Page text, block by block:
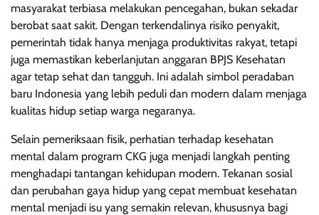
masyarakat terbiasa melakukan pencegahan, bukan sekadar
berobat saat sakit. Dengan terkendalinya risiko penyakit,
pemerintah tidak hanya menjaga produktivitas rakyat, tetapi
juga memastikan keberlanjutan anggaran BPJS Kesehatan
agar tetap sehat dan tangguh. Ini adalah simbol peradaban
baru Indonesia yang lebih peduli dan modern dalam menjaga
kualitas hidup setiap warga negaranya.
Selain pemeriksaan fisik, perhatian terhadap kesehatan
mental dalam program CKG juga menjadi langkah penting
menghadapi tantangan kehidupan modern. Tekanan sosial
dan perubahan gaya hidup yang cepat membuat kesehatan
mental menjadi isu yang semakin relevan, khususnya bagi